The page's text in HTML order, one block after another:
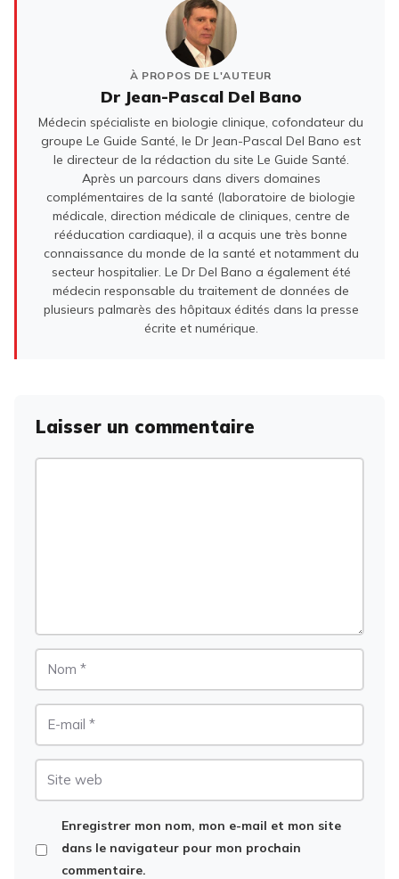
À PROPOS DE L'AUTEUR
Dr Jean-Pascal Del Bano
Médecin spécialiste en biologie clinique, cofondateur du
groupe Le Guide Santé, le Dr Jean-Pascal Del Bano est
le directeur de la rédaction du site Le Guide Santé.
Après un parcours dans divers domaines
complémentaires de la santé (laboratoire de biologie
médicale, direction médicale de cliniques, centre de
rééducation cardiaque), il a acquis une très bonne
connaissance du monde de la santé et notamment du
secteur hospitalier. Le Dr Del Bano a également été
médecin responsable du traitement de données de
plusieurs palmarès des hôpitaux édités dans la presse
écrite et numérique.
Laisser un commentaire
Enregistrer mon nom, mon e-mail et mon site
dans le navigateur pour mon prochain
commentaire.